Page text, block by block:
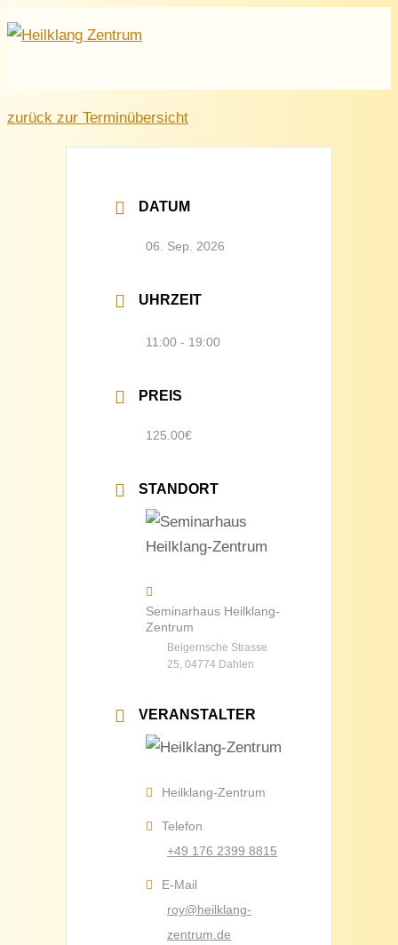
Inhalt
Hauptmenü
zurück zur Terminübersicht
DATUM
06. Sep. 2026
UHRZEIT
11:00 - 19:00
PREIS
125.00€
STANDORT
Seminarhaus Heilklang-
Zentrum
Belgernsche Strasse
25, 04774 Dahlen
VERANSTALTER
Heilklang-Zentrum
Telefon
+49 176 2399 8815
E-Mail
roy@heilklang-
zentrum.de